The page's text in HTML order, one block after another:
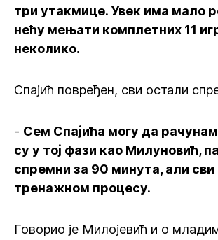
три утакмице. Увек има мало
нећу мењати комплетних 11
неколико.
Спајић повређен, сви остали
- Сем Спајића могу да
су у тој фази као Милуновић,
спремни за 90 минута, али сви
тренажном процесу.
Говорио је Милојевић и о